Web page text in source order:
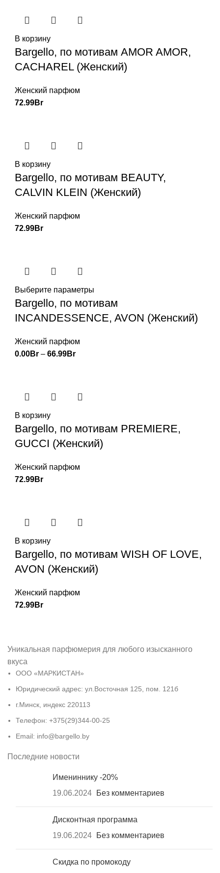
В корзину
Bargello, по мотивам AMOR AMOR,
CACHAREL (Женский)
Женский парфюм
72.99Br
В корзину
Bargello, по мотивам BEAUTY,
CALVIN KLEIN (Женский)
Женский парфюм
72.99Br
Выберите параметры
Bargello, по мотивам
INCANDESSENCE, AVON (Женский)
Женский парфюм
0.00Br – 66.99Br
В корзину
Bargello, по мотивам PREMIERE,
GUCCI (Женский)
Женский парфюм
72.99Br
В корзину
Bargello, по мотивам WISH OF LOVE,
AVON (Женский)
Женский парфюм
72.99Br
Уникальная парфюмерия для любого изысканного
вкуса
ООО «МАРКИСТАН»
Юридический адрес: ул.Восточная 125, пом. 121б
г.Минск, индекс 220113
Телефон: +375(29)344-00-25
Email: info@bargello.by
Последние новости
Имениннику -20%
19.06.2024
Без комментариев
Дисконтная программа
19.06.2024
Без комментариев
Скидка по промокоду